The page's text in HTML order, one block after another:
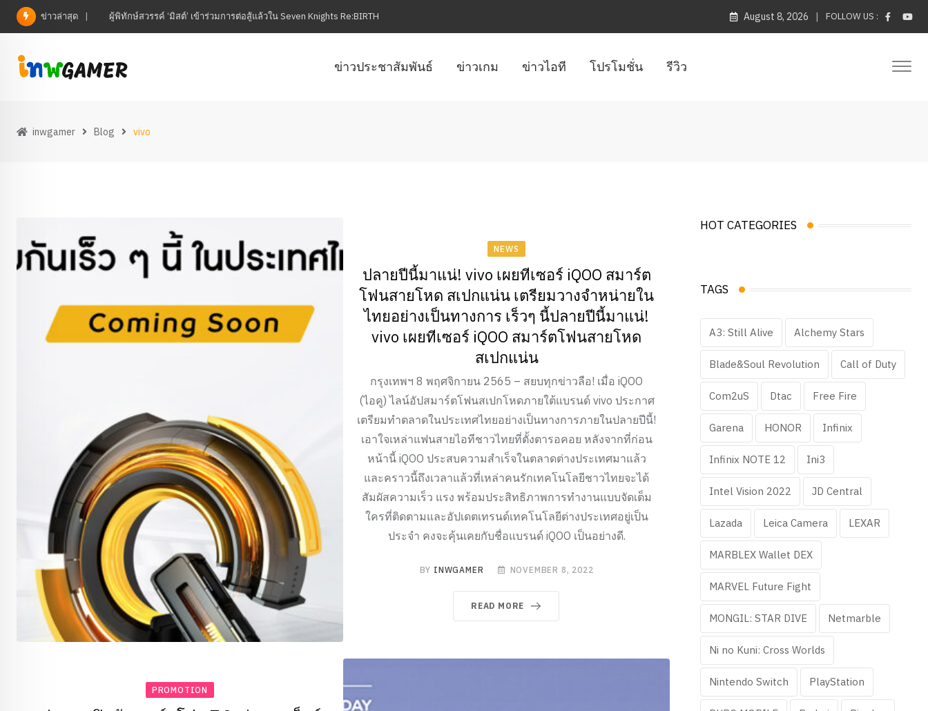
Skip
ข่าวล่าสุด ผู้พิทักษ์สวรรค์ ‘มิสต์’ เข้าร่วมการต่อสู้แล้วใน Seven Knights Re:BIRTH August 8, 2026 FOLLOW US :
ข่าวประชาสัมพันธ์ ข่าวเกม ข่าวไอที โปรโมชั่น รีวิว
inwgamer Blog vivo
NEWS
ปลายปีนี้มาแน่! vivo เผยทีเซอร์ iQOO สมาร์ต
โฟนสายโหด สเปกแน่น เตรียมวางจำหน่ายใน
ไทยอย่างเป็นทางการ เร็วๆ นี้ปลายปีนี้มาแน่!
vivo เผยทีเซอร์ iQOO สมาร์ตโฟนสายโหด
สเปกแน่น
กรุงเทพฯ 8 พฤศจิกายน 2565 – สยบทุกข่าวลือ! เมื่อ iQOO
(ไอคู) ไลน์อัปสมาร์ตโฟนสเปกโหดภายใต้แบรนด์ vivo ประกาศ
เตรียมทำตลาดในประเทศไทยอย่างเป็นทางการภายในปลายปีนี้!
เอาใจเหล่าแฟนสายไอทีชาวไทยที่ตั้งตารอคอย หลังจากที่ก่อน
หน้านี้ iQOO ประสบความสำเร็จในตลาดต่างประเทศมาแล้ว
และคราวนี้ถึงเวลาแล้วที่เหล่าคนรักเทคโนโลยีชาวไทยจะได้
สัมผัสความเร็ว แรง พร้อมประสิทธิภาพการทำงานแบบจัดเต็ม
ใครที่ติดตามและอัปเดตเทรนด์เทคโนโลยีต่างประเทศอยู่เป็น
ประจำ คงจะคุ้นเคยกับชื่อแบรนด์ iQOO เป็นอย่างดี.
BY INWGAMER NOVEMBER 8, 2022
READ MORE
PROMOTION
HOT CATEGORIES
TAGS
A3: Still Alive Alchemy Stars
Blade&Soul Revolution Call of Duty
Com2uS Dtac Free Fire
Garena HONOR Infinix
Infinix NOTE 12 Ini3
Intel Vision 2022 JD Central
Lazada Leica Camera LEXAR
MARBLEX Wallet DEX
MARVEL Future Fight
MONGIL: STAR DIVE Netmarble
Ni no Kuni: Cross Worlds
Nintendo Switch PlayStation